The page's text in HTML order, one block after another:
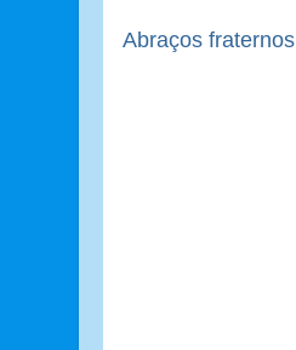
Abraços fraternos